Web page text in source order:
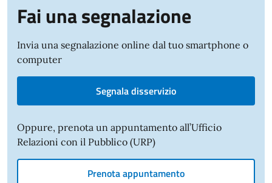
Fai una segnalazione
Invia una segnalazione online dal tuo smartphone o
computer
Segnala disservizio
Oppure, prenota un appuntamento all’Ufficio
Relazioni con il Pubblico (URP)
Prenota appuntamento